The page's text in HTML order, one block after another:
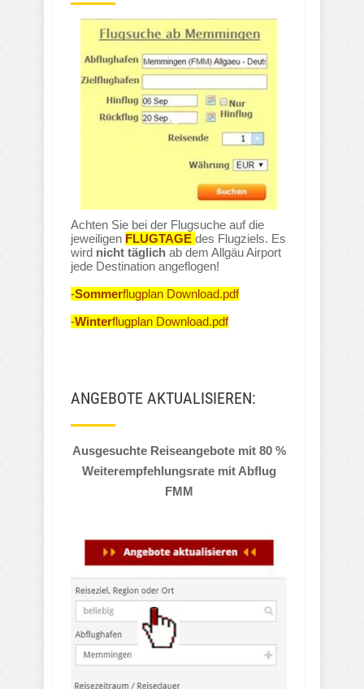
Achten Sie bei der Flugsuche auf die
jeweiligen FLUGTAGE des Flugziels. Es
wird nicht täglich ab dem Allgäu Airport
jede Destination angeflogen!
-Sommerflugplan Download.pdf
-Winterflugplan Download.pdf
ANGEBOTE AKTUALISIEREN:
Ausgesuchte Reiseangebote mit 80 %
Weiterempfehlungsrate mit Abflug
FMM